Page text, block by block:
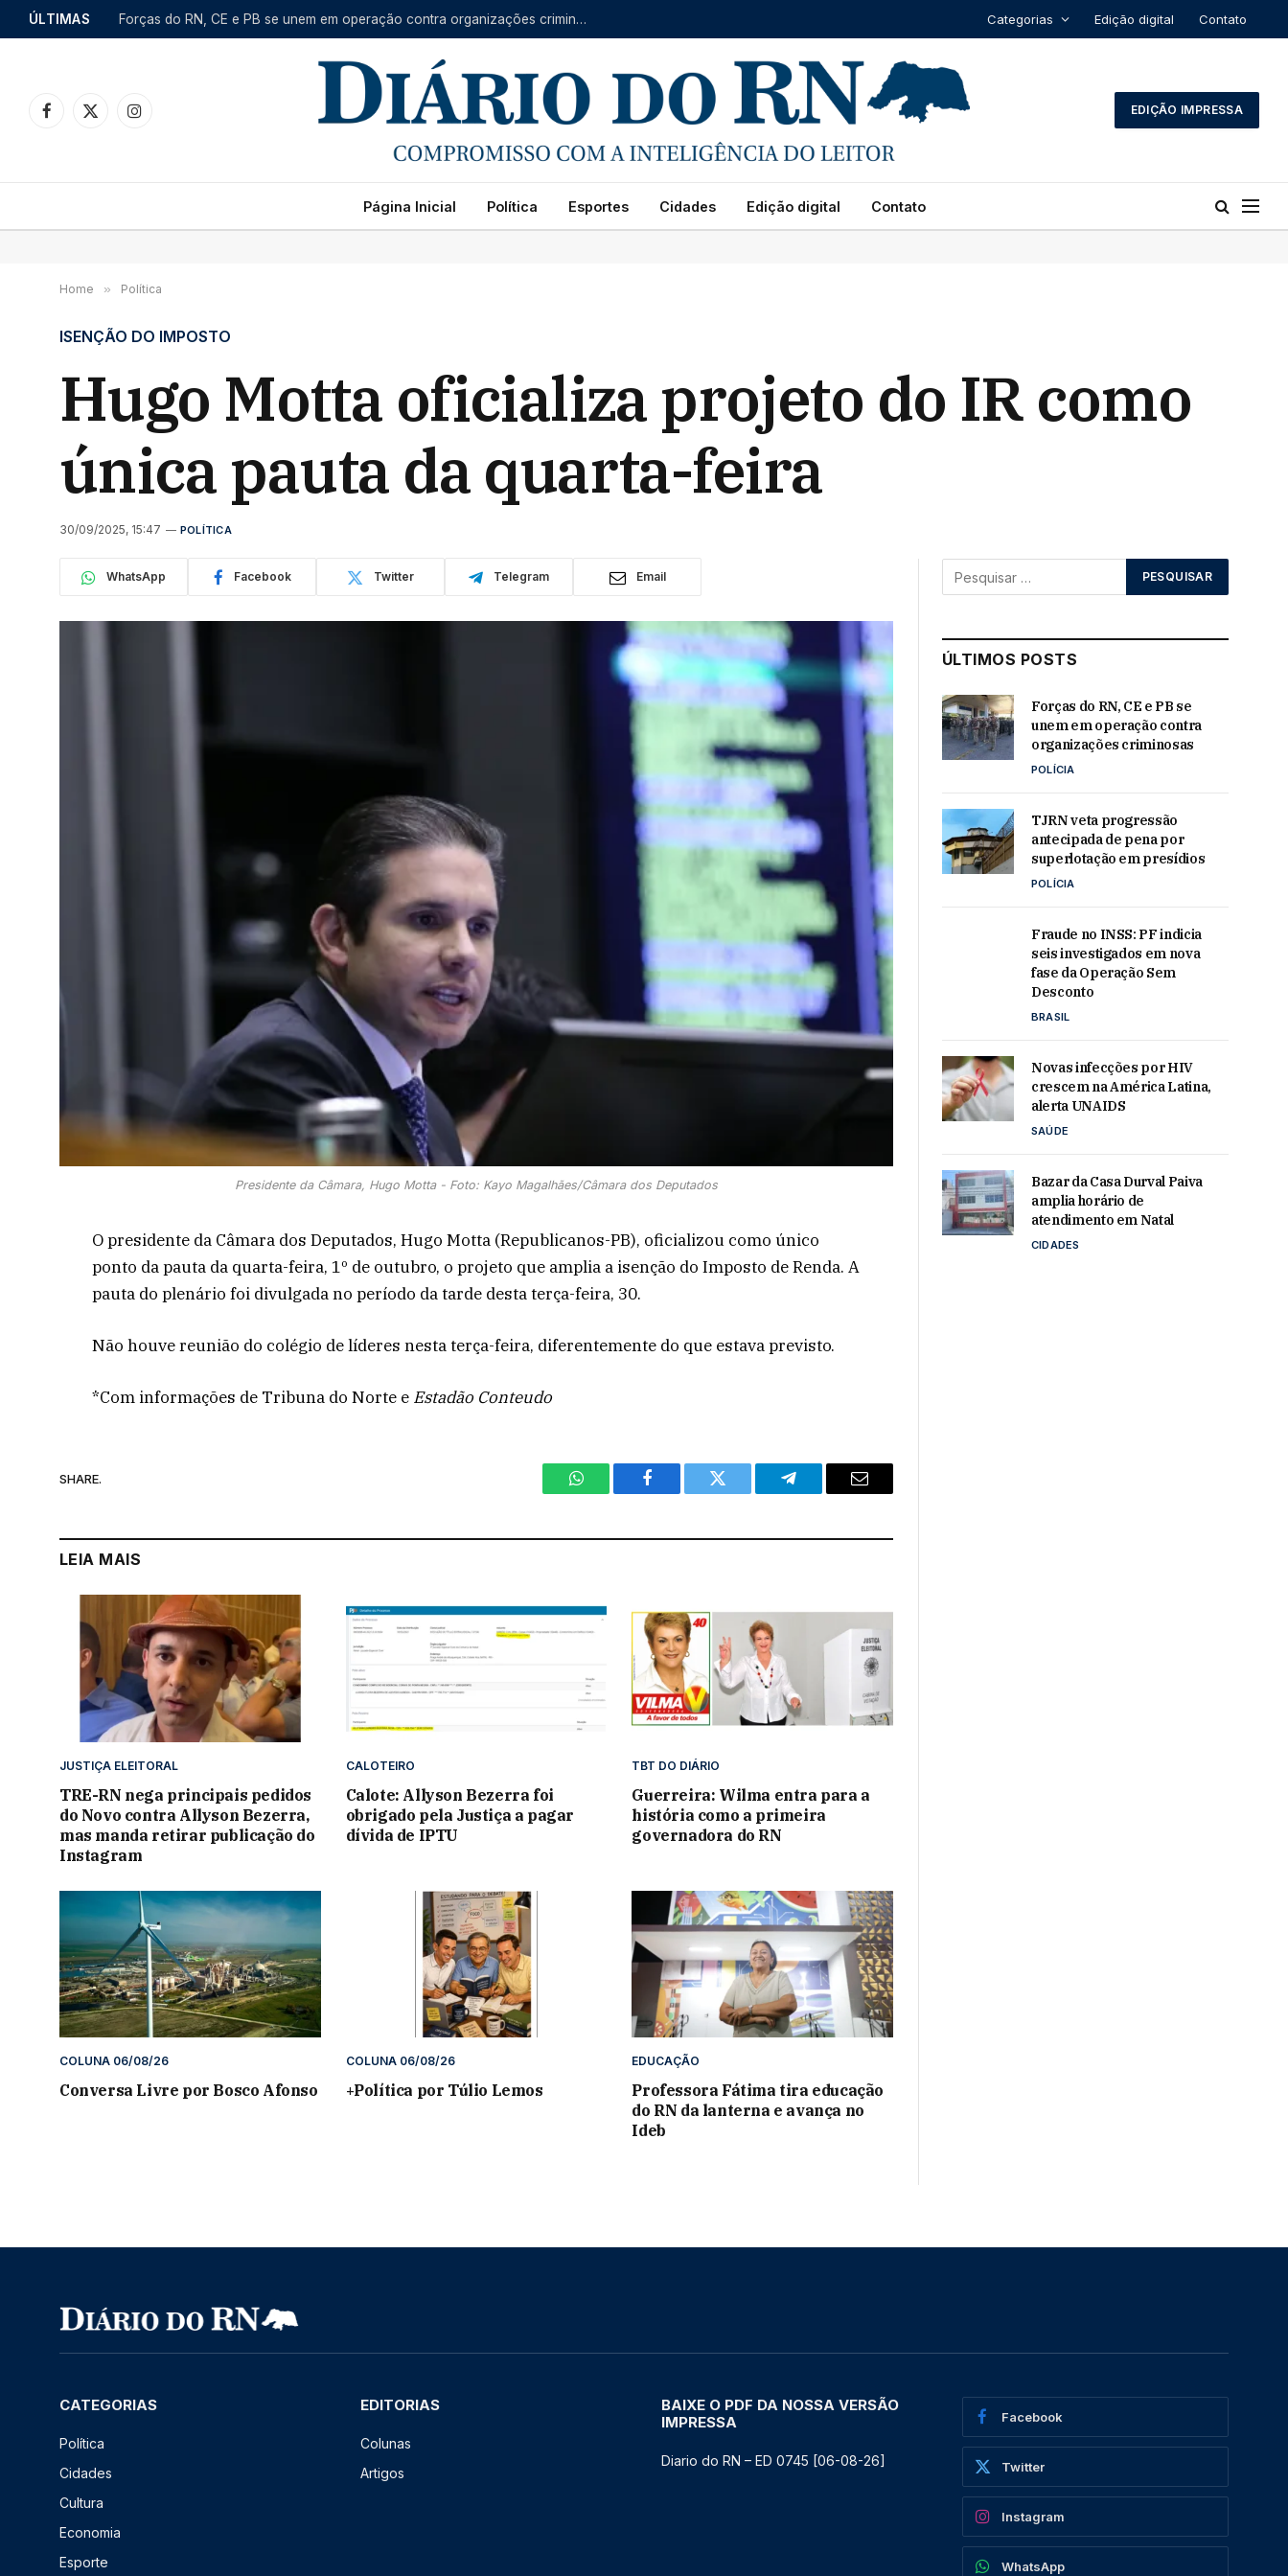
ÚLTIMAS Forças do RN, CE e PB se unem em operação contra organizações criminosas Categorias Edição digital Contato
Facebook
X
Instagram
EDIÇÃO IMPRESSA
Página Inicial Política Esportes Cidades Edição digital Contato
Home » Política
ISENÇÃO DO IMPOSTO
Hugo Motta oficializa projeto do IR como
única pauta da quarta-feira
30/09/2025, 15:47 POLÍTICA
WhatsApp Facebook Twitter Telegram Email
Presidente da Câmara, Hugo Motta - Foto: Kayo Magalhães/Câmara dos Deputados
O presidente da Câmara dos Deputados, Hugo Motta (Republicanos-PB), oficializou como único
ponto da pauta da quarta-feira, 1º de outubro, o projeto que amplia a isenção do Imposto de Renda. A
pauta do plenário foi divulgada no período da tarde desta terça-feira, 30.
Não houve reunião do colégio de líderes nesta terça-feira, diferentemente do que estava previsto.
*Com informações de Tribuna do Norte e Estadão Conteudo
SHARE.
WhatsAppFacebook Twitter Telegram Email
LEIA MAIS
JUSTIÇA ELEITORAL
TRE-RN nega principais pedidos
do Novo contra Allyson Bezerra,
mas manda retirar publicação do
Instagram
CALOTEIRO
Calote: Allyson Bezerra foi
obrigado pela Justiça a pagar
dívida de IPTU
TBT DO DIÁRIO
Guerreira: Wilma entra para a
história como a primeira
governadora do RN
COLUNA 06/08/26
Conversa Livre por Bosco Afonso
COLUNA 06/08/26
+Política por Túlio Lemos
EDUCAÇÃO
Professora Fátima tira educação
do RN da lanterna e avança no
Ideb
ÚLTIMOS POSTS
Forças do RN, CE e PB se
unem em operação contra
organizações criminosas
POLÍCIA
TJRN veta progressão
antecipada de pena por
superlotação em presídios
POLÍCIA
Fraude no INSS: PF indicia
seis investigados em nova
fase da Operação Sem
Desconto
BRASIL
Novas infecções por HIV
crescem na América Latina,
alerta UNAIDS
SAÚDE
Bazar da Casa Durval Paiva
amplia horário de
atendimento em Natal
CIDADES
CATEGORIAS
Política
Cidades
Cultura
Economia
Esporte
EDITORIAS
Colunas
Artigos
BAIXE O PDF DA NOSSA VERSÃO
IMPRESSA
Diario do RN – ED 0745 [06-08-26]
Facebook
Twitter
Instagram
WhatsApp